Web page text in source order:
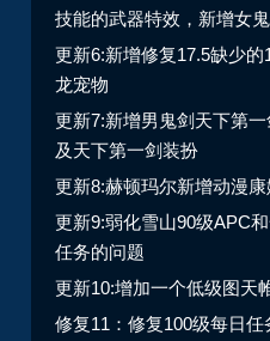
技能的武器特效，新增女
更新6:新增修复17.5缺少
龙宠物
更新7:新增男鬼剑天下第
及天下第一剑装扮
更新8:赫顿玛尔新增动漫
更新9:弱化雪山90级APC
任务的问题
更新10:增加一个低级图天
修复11：修复100级每日